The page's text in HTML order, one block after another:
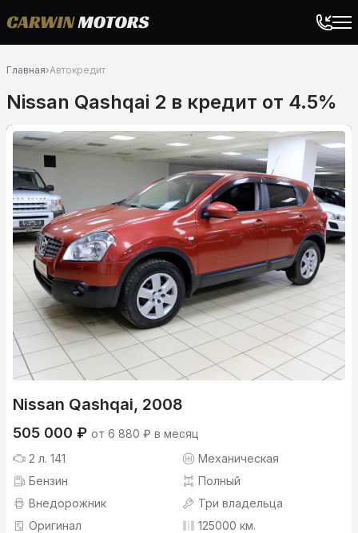
Главная›Автокредит
Nissan Qashqai 2 в кредит от 4.5%
Nissan Qashqai, 2008
505 000 ₽ от 6 880 ₽ в месяц
2 л. 141
Механическая
Бензин
Полный
Внедорожник
Три владельца
Оригинал
125000 км.